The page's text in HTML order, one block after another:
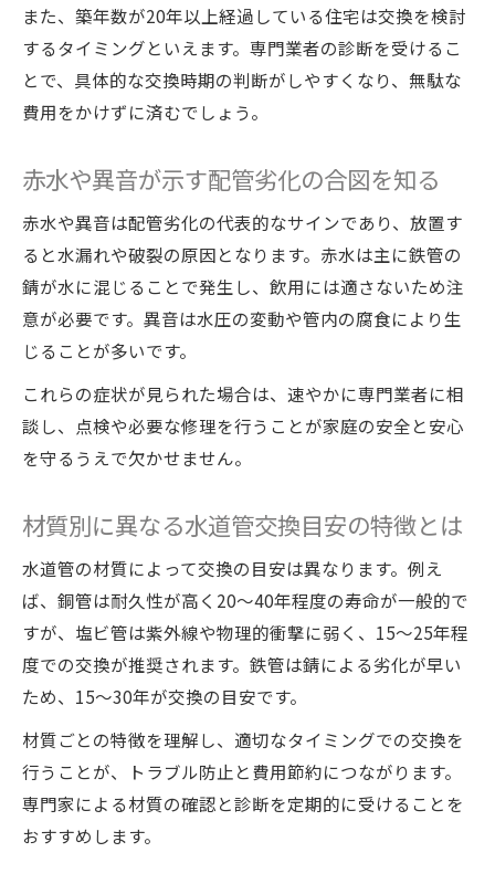
また、築年数が20年以上経過している住宅は交換を検討
するタイミングといえます。専門業者の診断を受けるこ
とで、具体的な交換時期の判断がしやすくなり、無駄な
費用をかけずに済むでしょう。
赤水や異音が示す配管劣化の合図を知る
赤水や異音は配管劣化の代表的なサインであり、放置す
ると水漏れや破裂の原因となります。赤水は主に鉄管の
錆が水に混じることで発生し、飲用には適さないため注
意が必要です。異音は水圧の変動や管内の腐食により生
じることが多いです。
これらの症状が見られた場合は、速やかに専門業者に相
談し、点検や必要な修理を行うことが家庭の安全と安心
を守るうえで欠かせません。
材質別に異なる水道管交換目安の特徴とは
水道管の材質によって交換の目安は異なります。例え
ば、銅管は耐久性が高く20～40年程度の寿命が一般的で
すが、塩ビ管は紫外線や物理的衝撃に弱く、15～25年程
度での交換が推奨されます。鉄管は錆による劣化が早い
ため、15～30年が交換の目安です。
材質ごとの特徴を理解し、適切なタイミングでの交換を
行うことが、トラブル防止と費用節約につながります。
専門家による材質の確認と診断を定期的に受けることを
おすすめします。